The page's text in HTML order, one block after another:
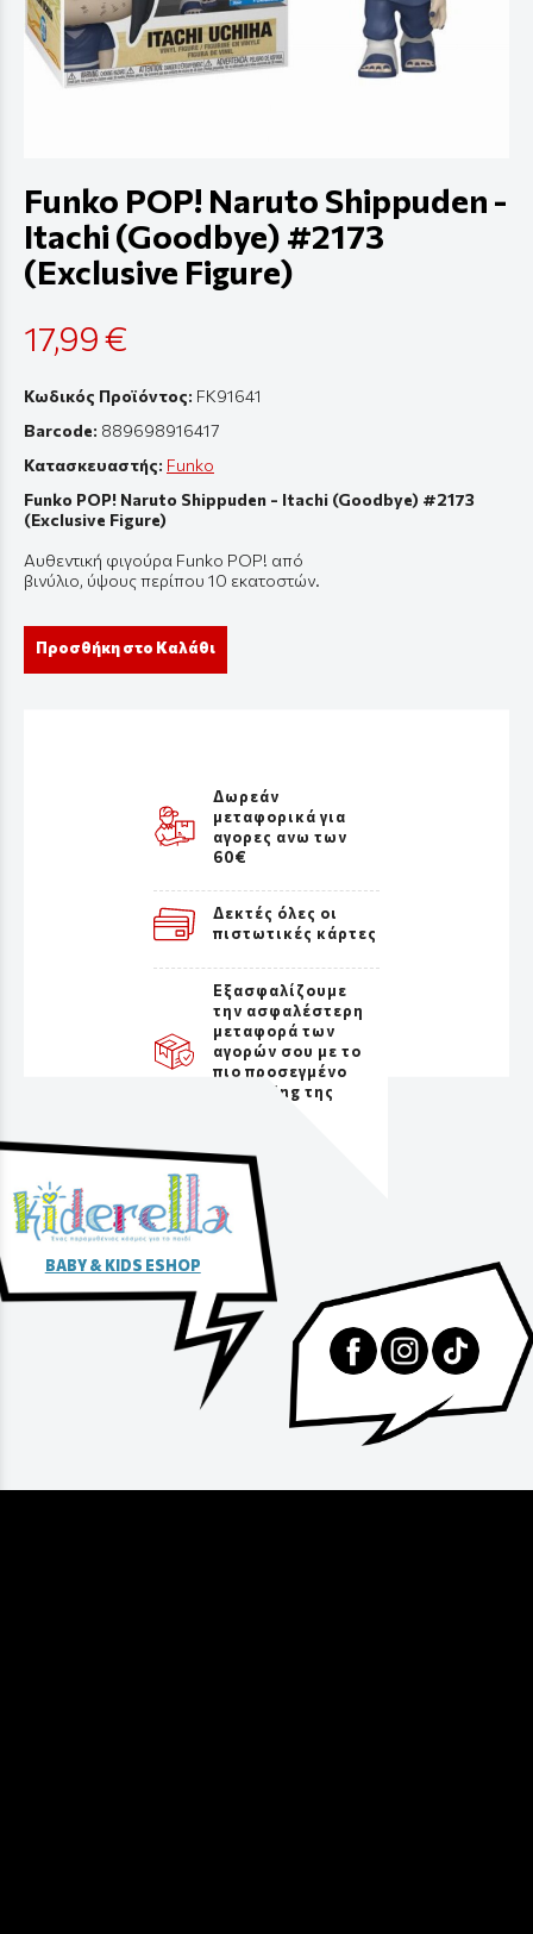
Funko POP! Naruto Shippuden -
Itachi (Goodbye) #2173
(Exclusive Figure)
17,99 €
Κωδικός Προϊόντος: FK91641
Barcode: 889698916417
Κατασκευαστής: Funko
Funko POP! Naruto Shippuden - Itachi (Goodbye) #2173
(Exclusive Figure)
Αυθεντική φιγούρα Funko POP! από
βινύλιο, ύψουςπερίπου 10 εκατοστών.
Προσθήκη στο Καλάθι
Δωρεάν
μεταφορικά για
αγορες ανω των
60€
Δεκτές όλες οι
πιστωτικές κάρτες
Εξασφαλίζουμε
την ασφαλέστερη
μεταφορά των
αγορών σου με το
πιο προσεγμένο
packaging της
BABY & KIDS ESHOP